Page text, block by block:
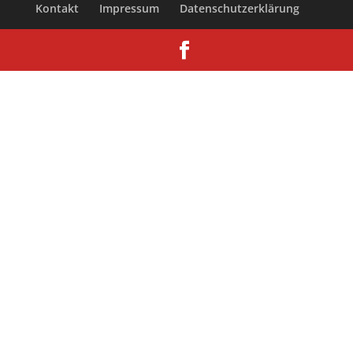
Kontakt Impressum Datenschutzerklärung